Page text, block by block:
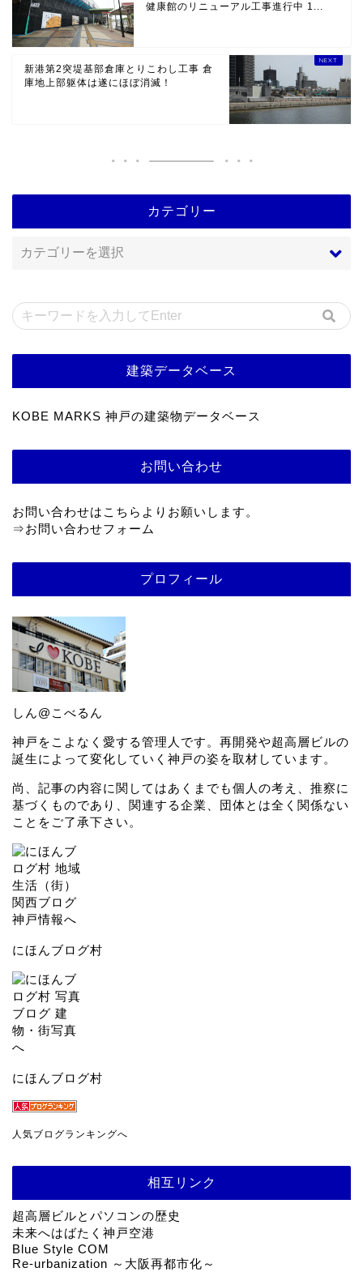
健康館のリニューアル工事進行中 1...
新港第2突堤基部倉庫とりこわし工事 倉
庫地上部躯体は遂にほぼ消滅！
カテゴリー
建築データベース
KOBE MARKS 神戸の建築物データベース
お問い合わせ
お問い合わせはこちらよりお願いします。
⇒お問い合わせフォーム
プロフィール
しん@こべるん
神戸をこよなく愛する管理人です。再開発や超高層ビルの
誕生によって変化していく神戸の姿を取材しています。
尚、記事の内容に関してはあくまでも個人の考え、推察に
基づくものであり、関連する企業、団体とは全く関係ない
ことをご了承下さい。
にほんブログ村
にほんブログ村
人気ブログランキングへ
相互リンク
超高層ビルとパソコンの歴史
未来へはばたく神戸空港
Blue Style COM
Re-urbanization ～大阪再都市化～